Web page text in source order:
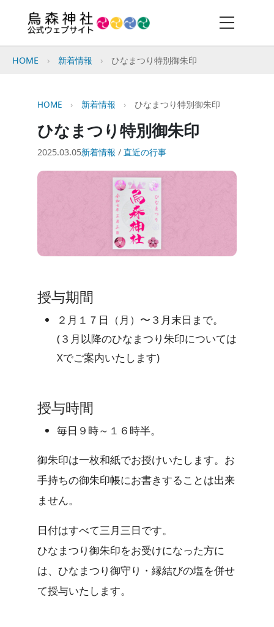
HOME 新着情報 ひなまつり特別御朱印
HOME 新着情報 ひなまつり特別御朱印
ひなまつり特別御朱印
2025.03.05新着情報 / 直近の行事
授与期間
２月１７日（月）〜３月末日まで。
(３月以降のひなまつり朱印については
Xでご案内いたします)
授与時間
毎日９時～１６時半。
御朱印は一枚和紙でお授けいたします。お
手持ちの御朱印帳にお書きすることは出来
ません。
日付はすべて三月三日です。
ひなまつり御朱印をお受けになった方に
は、ひなまつり御守り・縁結びの塩を併せ
て授与いたします。